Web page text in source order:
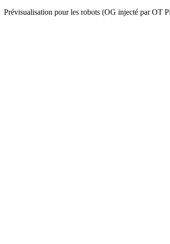
Prévisualisation pour les robots (OG injecté par OT